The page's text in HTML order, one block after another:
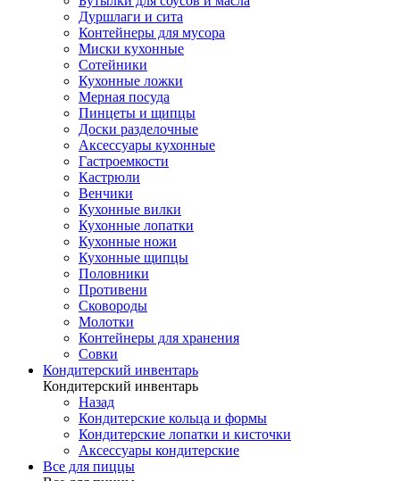
Дуршлаги и сита
Контейнеры для мусора
Миски кухонные
Сотейники
Кухонные ложки
Мерная посуда
Пинцеты и щипцы
Доски разделочные
Аксессуары кухонные
Гастроемкости
Кастрюли
Венчики
Кухонные вилки
Кухонные лопатки
Кухонные ножи
Кухонные щипцы
Половники
Противени
Сковороды
Молотки
Контейнеры для хранения
Совки
Кондитерский инвентарь
Кондитерский инвентарь
Назад
Кондитерские кольца и формы
Кондитерские лопатки и кисточки
Аксессуары кондитерские
Все для пиццы